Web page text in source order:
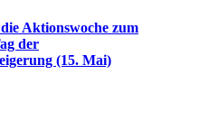
Aktionswoche zum
der
(15. Mai)